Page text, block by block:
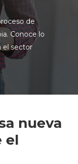
de
Conoce lo
el sector
nueva
el